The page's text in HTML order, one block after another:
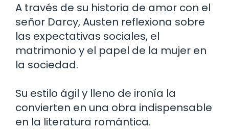
A través de su historia de amor con el
señor Darcy, Austen reflexiona sobre
las expectativas sociales, el
matrimonio y el papel de la mujer en
la sociedad.
Su estilo ágil y lleno de ironía la
convierten en una obra indispensable
en la literatura romántica.